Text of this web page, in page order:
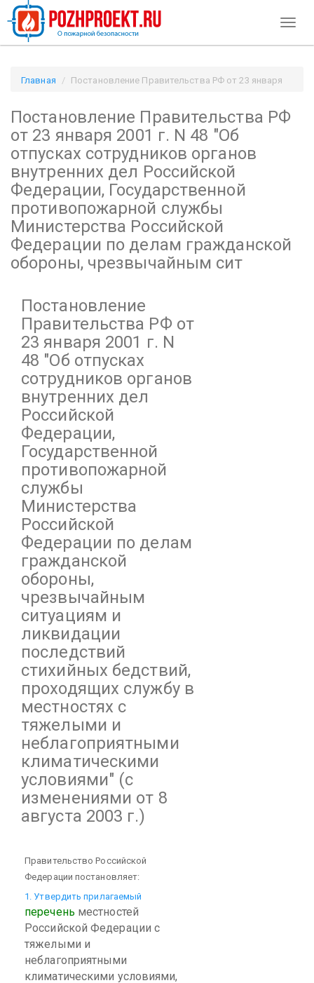
Главная
Постановление Правительства РФ от 23 января
"Об отпусках сотрудников органов внутренних дел
Российской Федерации, Государственной противопожарной
службы Министерства Российской Федерации по делам
гражданской обороны, чрезвычайным сит / Pozhproekt.ru
Постановление Правительства РФ
от 23 января 2001 г. N 48 "Об
отпусках сотрудников органов
внутренних дел Российской
Федерации, Государственной
противопожарной службы
Министерства Российской
Федерации по делам гражданской
обороны, чрезвычайным сит
Постановление
Правительства РФ от
23 января 2001 г. N
48 "Об отпусках
сотрудников органов
внутренних дел
Российской
Федерации,
Государственной
противопожарной
службы
Министерства
Российской
Федерации по делам
гражданской
обороны,
чрезвычайным
ситуациям и
ликвидации
последствий
стихийных бедствий,
проходящих службу в
местностях с
тяжелыми и
неблагоприятными
климатическими
условиями" (с
изменениями от 8
августа 2003 г.)
Правительство Российской
Федерации постановляет:
1. Утвердить прилагаемый
перечень местностей
Российской Федерации с
тяжелыми и
неблагоприятными
климатическими условиями,